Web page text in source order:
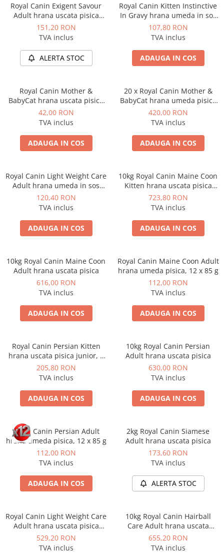
Royal Canin Exigent Savour
Adult hrana uscata pisica
pentru apetit capricios, 2 kg
151,20 RON
TVA inclus
ALERTA STOC
Royal Canin Kitten Instinctive
In Gravy hrana umeda in sos
pentru pisica, 12 x 85 g
107,80 RON
TVA inclus
ADAUGA IN COS
Royal Canin Mother &
BabyCat hrana uscata pisica
mama si puii pana la 4 luni,
400 g
42,00 RON
TVA inclus
ADAUGA IN COS
20 x Royal Canin Mother &
BabyCat hrana umeda pisica
mama si puii pana la 4 luni,
195 g
420,00 RON
TVA inclus
ADAUGA IN COS
Royal Canin Light Weight Care
Adult hrana umeda in sos
pisica pentru limitarea
cresterii in greutate, 12 x 85 g
120,40 RON
TVA inclus
ADAUGA IN COS
10kg Royal Canin Maine Coon
Kitten hrana uscata pisica
junior
723,80 RON
TVA inclus
ADAUGA IN COS
10kg Royal Canin Maine Coon
Adult hrana uscata pisica
616,00 RON
TVA inclus
ADAUGA IN COS
Royal Canin Maine Coon Adult
hrana umeda pisica, 12 x 85 g
112,00 RON
TVA inclus
ADAUGA IN COS
Royal Canin Persian Kitten
hrana uscata pisica junior, 2
kg
205,80 RON
TVA inclus
ADAUGA IN COS
10kg Royal Canin Persian
Adult hrana uscata pisica
630,00 RON
TVA inclus
ADAUGA IN COS
Royal Canin Persian Adult
hrana umeda pisica, 12 x 85 g
112,00 RON
TVA inclus
ADAUGA IN COS
2kg Royal Canin Siamese
Adult hrana uscata pisica
173,60 RON
TVA inclus
ALERTA STOC
Royal Canin Light Weight Care
Adult hrana uscata pisica
limitarea cresterii in greutate,
8 kg
529,20 RON
TVA inclus
10kg Royal Canin Hairball
Care Adult hrana uscata
pisica pentru limitarea
ghemurilor de blana
655,20 RON
TVA inclus